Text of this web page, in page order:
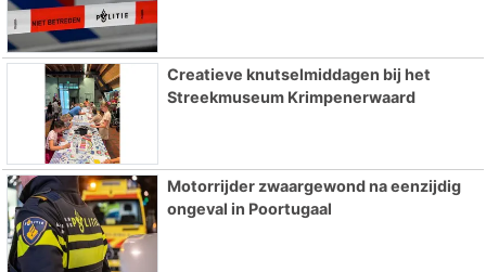
Creatieve knutselmiddagen bij het
Streekmuseum Krimpenerwaard
Motorrijder zwaargewond na eenzijdig
ongeval in Poortugaal